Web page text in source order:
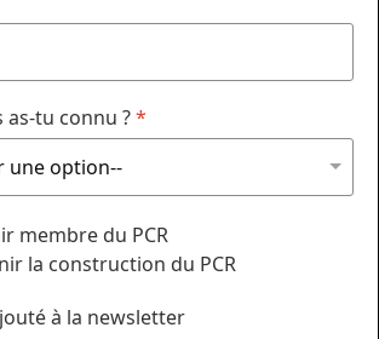
tu connu ?*
membre du PCR
la construction du PCR
à la newsletter